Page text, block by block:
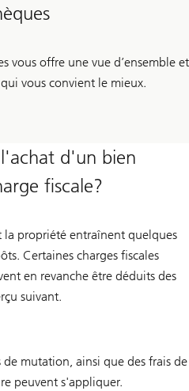
vous offre une vue d’ensemble et
vous convient le mieux.
d'un bien
fiscale?
la propriété entraînent quelques
Certaines charges fiscales
en revanche être déduits des
suivant.
mutation, ainsi que des frais de
peuvent s'appliquer.